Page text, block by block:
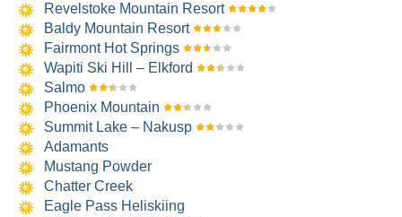
Revelstoke Mountain Resort
Baldy Mountain Resort
Fairmont Hot Springs
Wapiti Ski Hill – Elkford
Salmo
Phoenix Mountain
Summit Lake – Nakusp
Adamants
Mustang Powder
Chatter Creek
Eagle Pass Heliskiing